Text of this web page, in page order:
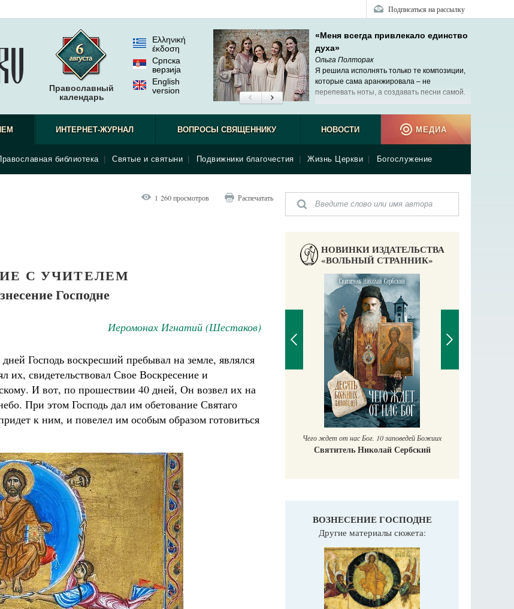
Подписаться на рассылку
Православный
календарь
Ελληνική
έκδοση
Српска
верзиjа
English
version
«Меня всегда привлекало единство
духа»
Ольга Полторак
Я решила исполнять только те композиции,
которые сама аранжировала – не
перепевать ноты, а создавать песни самой.
библиотека Святые и святыни Подвижники благочестия Жизнь Церкви Богослужение
ИНТЕРНЕТ-ЖУРНАЛ ВОПРОСЫ СВЯЩЕННИКУ НОВОСТИ МЕДИА
1 260 просмотров Распечатать
С УЧИТЕЛЕМ
Господне
Иеромонах Игнатий (Шестаков)
Господь воскресший пребывал на земле, являлся
их, свидетельствовал Свое Воскресение и
И вот, по прошествии 40 дней, Он возвел их на
При этом Господь дал им обетование Святаго
к ним, и повелел им особым образом готовиться
НОВИНКИ ИЗДАТЕЛЬСТВА
«ВОЛЬНЫЙ СТРАННИК»
Мурышев
святого
Чего ждет от нас Бог. 10 заповедей Божиих
Святитель Николай Сербский
ВОЗНЕСЕНИЕ ГОСПОДНЕ
Другие материалы сюжета: